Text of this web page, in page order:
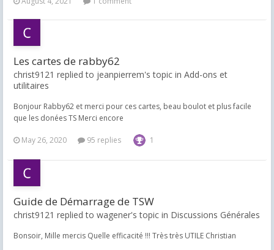
Les cartes de rabby62
christ9121 replied to jeanpierrem's topic in Add-ons et
utilitaires
Bonjour Rabby62 et merci pour ces cartes, beau boulot et plus facile
que les donées TS Merci encore
May 26, 2020 95 replies 1
Guide de Démarrage de TSW
christ9121 replied to wagener's topic in Discussions Générales
Bonsoir, Mille mercis Quelle efficacité !!! Très très UTILE Christian